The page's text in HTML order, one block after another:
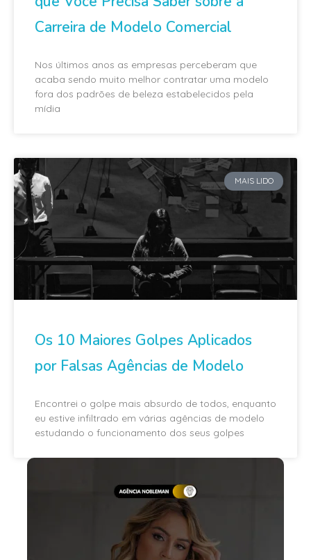
Carreira de Modelo Comercial
Nos últimos anos as empresas perceberam que
acaba sendo muito melhor contratar uma modelo
fora dos padrões de beleza estabelecidos pela
mídia
MAIS LIDO
Os 10 Maiores Golpes Aplicados
por Falsas Agências de Modelo
Encontrei o golpe mais absurdo de todos, enquanto
eu estive infiltrado em várias agências de modelo
estudando o funcionamento dos seus golpes